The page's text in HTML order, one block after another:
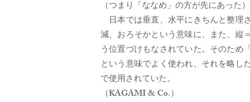
（つまり「ななめ」の方が先にあった
日本では垂直、水平にきちんと整理
減、おろそかという意味に、また、縦
う位置づけもなされていた。そのた
という意味でよく使われ、それを略
で使用されていた。
（KAGAMI & Co.）